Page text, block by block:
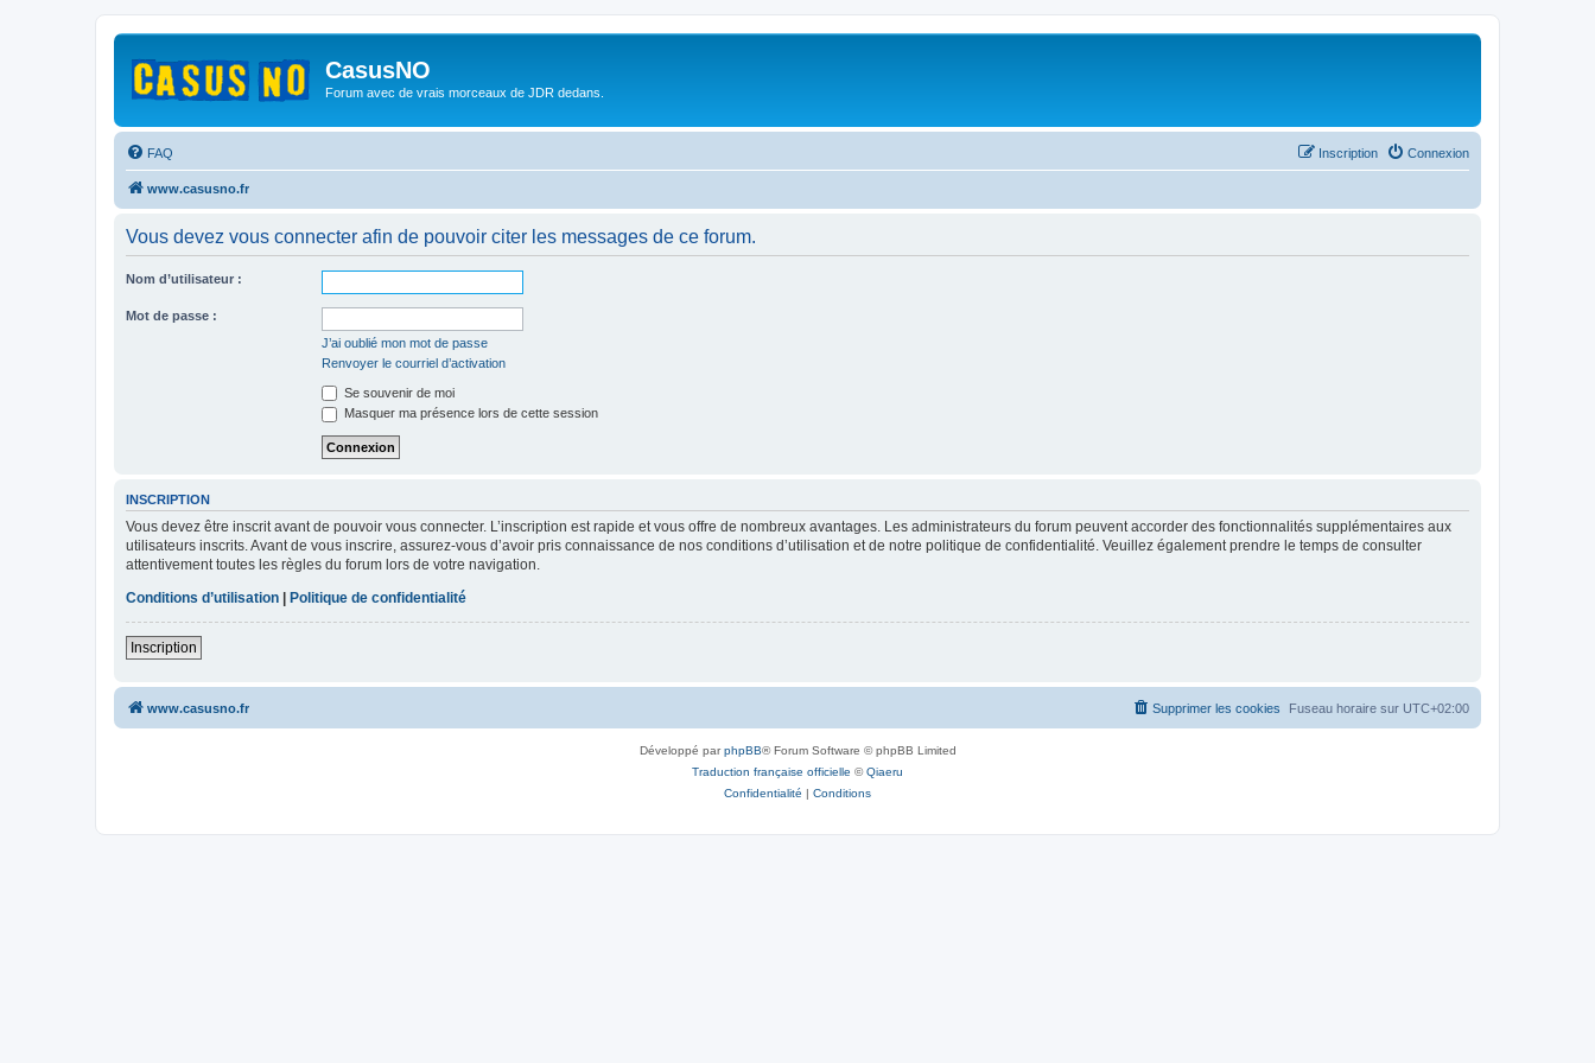
CasusNO
Forum avec de vrais morceaux de JDR dedans.
FAQ Connexion
Inscription
www.casusno.fr
Vous devez vous connecter afin de pouvoir citer les messages de ce forum.
Nom d’utilisateur :
Mot de passe :
J’ai oublié mon mot de passe
Renvoyer le courriel d’activation
Se souvenir de moi
Masquer ma présence lors de cette session
INSCRIPTION
Vous devez être inscrit avant de pouvoir vous connecter. L’inscription est rapide et vous offre de nombreux avantages. Les administrateurs du forum peuvent accorder des fonctionnalités supplémentaires aux
utilisateurs inscrits. Avant de vous inscrire, assurez-vous d’avoir pris connaissance de nos conditions d’utilisation et de notre politique de confidentialité. Veuillez également prendre le temps de consulter
attentivement toutes les règles du forum lors de votre navigation.
Conditions d’utilisation
Politique de confidentialité
Inscription
www.casusno.fr Fuseau horaire sur UTC+02:00
Supprimer les cookies
Développé parphpBB® Forum Software © phpBB Limited
Traduction française officielle ©Qiaeru
Confidentialité | Conditions